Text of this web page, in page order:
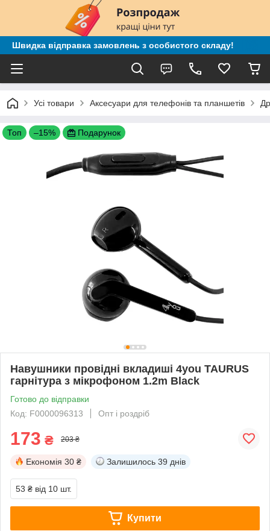
Швидка відправка замовлень з особистого складу!
Усі товари Аксесуари для телефонів та планшетів
Топ –15% Подарунок
Навушники провідні вкладиші 4you TAURUS
гарнітура з мікрофоном 1.2m Black
Готово до відправки
Код: F0000096313
Опт і роздріб
173 ₴ 203 ₴
Економія 30 ₴ Залишилось 39 днів
53 ₴ від 10 шт.
Купити